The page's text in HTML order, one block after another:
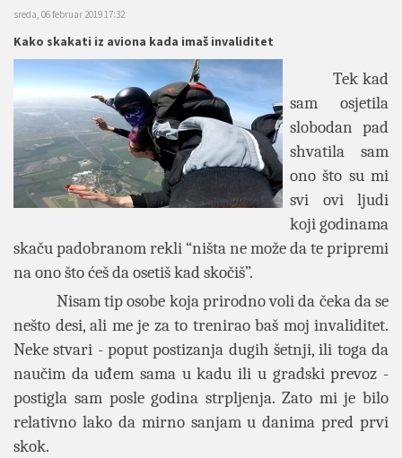
sreda, 06 februar 2019 17:32
Kako skakati iz aviona kada imaš invaliditet
Tek kad
sam osjetila
slobodan pad
shvatila sam
ono što su mi
svi ovi ljudi
koji godinama
skaču padobranom rekli “ništa ne može da te pripremi
na ono što ćeš da osetiš kad skočiš”.
Nisam tip osobe koja prirodno voli da čeka da se
nešto desi, ali me je za to trenirao baš moj invaliditet.
Neke stvari - poput postizanja dugih šetnji, ili toga da
naučim da uđem sama u kadu ili u gradski prevoz -
postigla sam posle godina strpljenja. Zato mi je bilo
relativno lako da mirno sanjam u danima pred prvi
skok.